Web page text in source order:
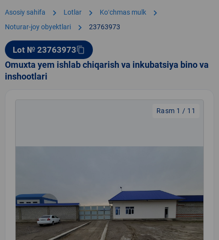
Asosiy sahifa chevron_right Lotlar chevron_right Koʻchmas mulk chevron_right
Noturar-joy obyektlari chevron_right 23763973
Lot № 23763973content_copy
Omuxta yem ishlab chiqarish va inkubatsiya bino va
inshootlari
Rasm 1 / 11